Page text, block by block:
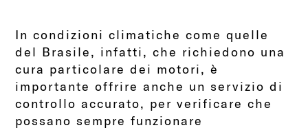
In condizioni climatiche come quelle
del Brasile, infatti, che richiedono una
cura particolare dei motori, è
importante offrire anche un servizio di
controllo accurato, per verificare che
possano sempre funzionare